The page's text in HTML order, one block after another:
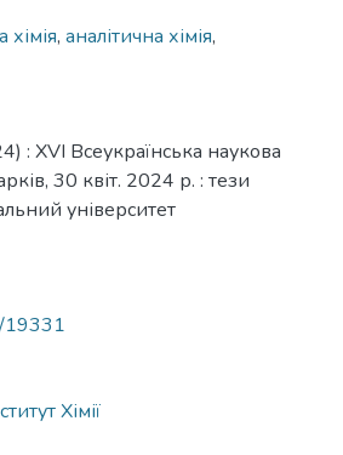
хімія, аналітична хімія,
: ХVI Всеукраїнська наукова
30 квіт. 2024 р. : тези
університет
19331
Хімії